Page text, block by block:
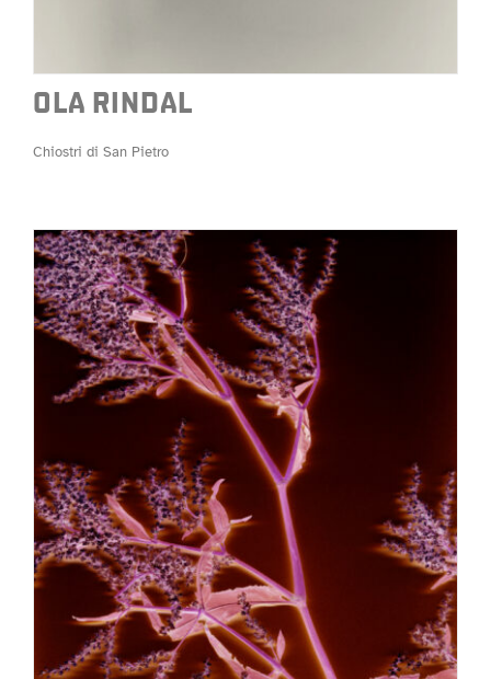
OLA RINDAL
Chiostri di San Pietro
MARINE LANIER
Chiostri di San Pietro